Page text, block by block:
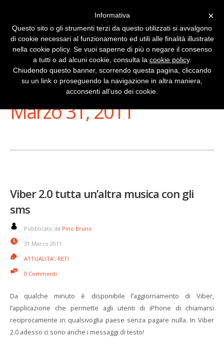
Stai Visualizzando
Marzo 31, 2011
Viber 2.0 tutta un’altra musica con gli
sms
Pubblicato da Pino Bruno
31 Marzo 2011
ATTUALITA', RETI
0 Commenti
Da qualche minuto è disponibile l’aggiornamento di Viber,
l’applicazione che permette agli utenti di iPhone di chiamarsi
reciprocamente in qualsivoglia paese senza pagare nulla. In Viber
2.0 adesso ci sono anche i messaggi di testo!
×
Informativa
Questo sito o gli strumenti terzi da questo utilizzati si avvalgono
di cookie necessari al funzionamento ed utili alle finalità illustrate
nella cookie policy. Se vuoi saperne di più o negare il consenso
a tutti o ad alcuni cookie, consulta la cookie policy.
Chiudendo questo banner, scorrendo questa pagina, cliccando
su un link o proseguendo la navigazione in altra maniera,
acconsenti all’uso dei cookie.